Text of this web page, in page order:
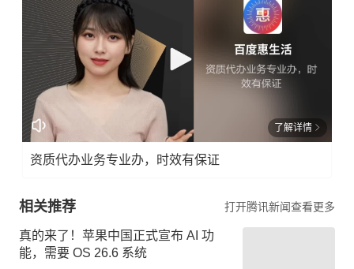
了解详情
资质代办业务专业办，时效有保证
相关推荐 打开腾讯新闻查看更多
真的来了！苹果中国正式宣布 AI 功
能，需要 OS 26.6 系统